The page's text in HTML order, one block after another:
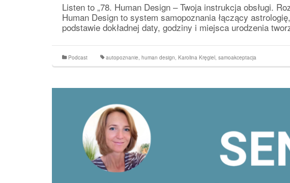
Listen to „78. Human Design – Twoja instrukcja obsługi.
Human Design to system samopoznania łączący
podstawie dokładnej daty, godziny i miejsca urodzenia
Podcast autopoznanie, human design, Karolina Kręgiel, samoakceptacja